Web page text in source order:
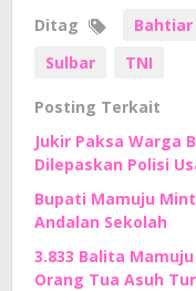
Ditag Bahtiar
Sulbar
TNI
Posting Terkait
Jukir Paksa Warga
Dilepaskan Polisi
Bupati Mamuju
Andalan Sekolah
3.833 Balita
Orang Tua Asuh